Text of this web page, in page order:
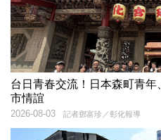
台日青春交流！日本森町青
市情誼
記者鄧富珍／彰化報導
2026-08-03